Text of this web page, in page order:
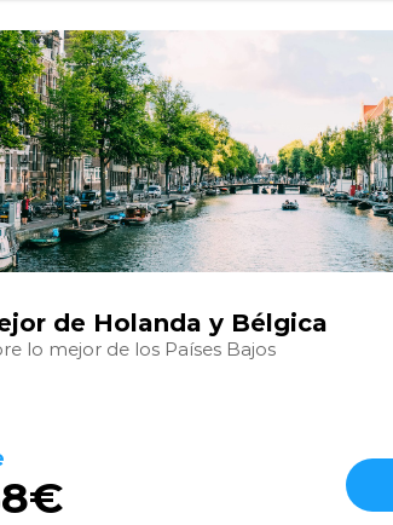
de Holanda y Bélgica
lo mejor de los Países Bajos